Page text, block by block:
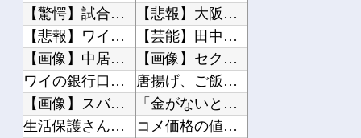
【驚愕】試合後に傷心の久保タケを飯に誘うジャガー浅野がコチラ!!!
【悲報】ワイ、職場でアミバ呼ばわりされる
【画像】中居正広「（まずい…このままじゃ木村が最下位になる…）ああぁぁぁ滑ったぁ...
ワイの銀行口座4つもあるんだけど多すぎ？
【画像】スバル、ガチで凄い実力を持っていた
生活保護さん、1400円のハンバーガーを食べただけで批判される
【悲報】大阪で白昼堂々誘拐事件発生 wwwwwwwwwwwwwwwwwwwwww...
【芸能】田中みな実（39）結婚＆第1子妊娠後、初の公の場
【画像】セクシー女優・白石茉莉奈、ムッチムチボディのマン毛がHすぎる
唐揚げ、ご飯、味噌汁、山盛りキャベツ、あと一品副菜加えるなら何がええ？
「金がないと結婚も子育ても無理」←これって本当にガチのマジなんか？
コメ価格の値下がり、加速してしまう